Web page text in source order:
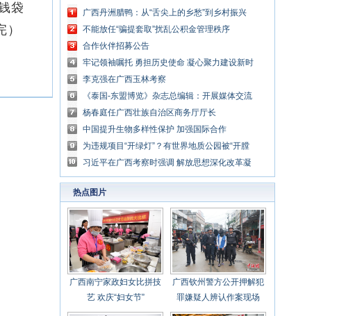
袋
广西丹洲腊鸭：从“舌尖上的乡愁”到乡村振兴
的“利器”
不能放任“骗提套取”扰乱公积金管理秩序
合作伙伴招募公告
牢记领袖嘱托 勇担历史使命 凝心聚力建设新时
代中国特色社会主义壮美广西
李克强在广西玉林考察
《泰国-东盟博览》杂志总编辑：开展媒体交流
讲好中国与东盟合作故事
杨春庭任广西壮族自治区商务厅厅长
中国提升生物多样性保护 加强国际合作
为违规项目“开绿灯”？有世界地质公园被“开膛
破肚”
习近平在广西考察时强调 解放思想深化改革凝
心聚力担当实干 建设新时代中国特色社会主义
壮美
热点图片
广西南宁家政妇女比拼技
艺 欢庆“妇女节”
广西钦州警方公开押解犯
罪嫌疑人辨认作案现场